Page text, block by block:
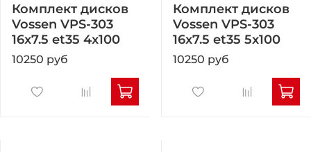
Комплект дисков
Vossen VPS-303
16x7.5 et35 4x100
10250 руб
Комплект дисков
Vossen VPS-303
16x7.5 et35 5x100
10250 руб